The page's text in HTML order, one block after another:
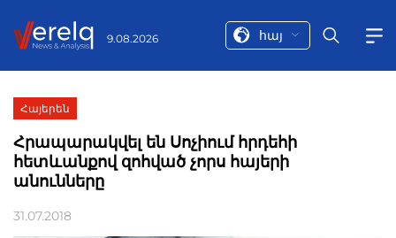
9.08.2026 հայ
Հայերեն
Հրապարակվել են Սոչիում հրդեհի
հետևանքով զոհված չորս հայերի
անունները
31.07.2018